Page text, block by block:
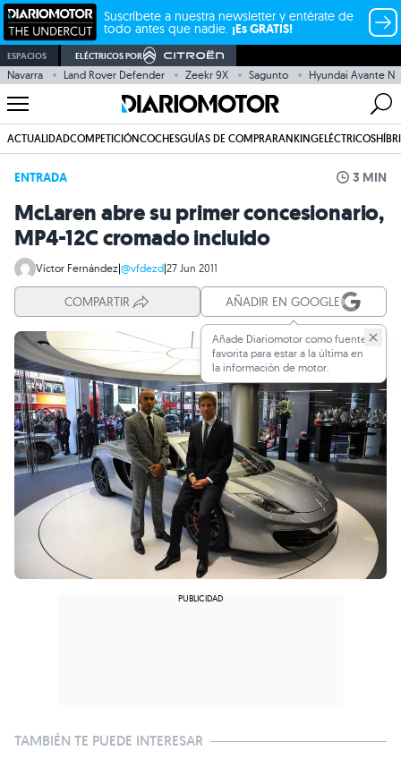
Suscríbete a nuestra newsletter y entérate de
todo antes que nadie. ¡Es GRATIS!
ESPACIOS ELÉCTRICOS POR
Navarra Land Rover Defender Zeekr 9X Sagunto Hyundai Avante N
ACTUALIDADCOMPETICIÓNCOCHESGUÍAS DE COMPRARANKINGELÉCTRICOS
ENTRADA 3 MIN
McLaren abre su primer concesionario,
MP4-12C cromado incluido
Víctor Fernández|@vfdezd|27 Jun 2011
COMPARTIR AÑADIR EN GOOGLE
Añade Diariomotor como fuente
favorita para estar a la última en
la información de motor.
TAMBIÉN TE PUEDE INTERESAR